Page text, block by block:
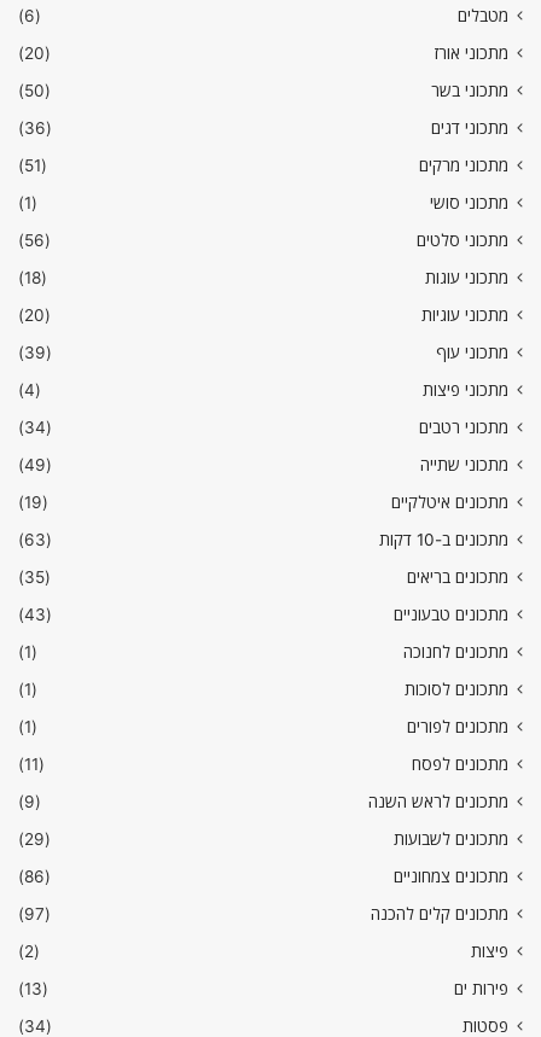
מטבלים
(6)
מתכוני אורז
(20)
מתכוני בשר
(50)
מתכוני דגים
(36)
מתכוני מרקים
(51)
מתכוני סושי
(1)
מתכוני סלטים
(56)
מתכוני עוגות
(18)
מתכוני עוגיות
(20)
מתכוני עוף
(39)
מתכוני פיצות
(4)
מתכוני רטבים
(34)
מתכוני שתייה
(49)
מתכונים איטלקיים
(19)
מתכונים ב-10 דקות
(63)
מתכונים בריאים
(35)
מתכונים טבעוניים
(43)
מתכונים לחנוכה
(1)
מתכונים לסוכות
(1)
מתכונים לפורים
(1)
מתכונים לפסח
(11)
מתכונים לראש השנה
(9)
מתכונים לשבועות
(29)
מתכונים צמחוניים
(86)
מתכונים קלים להכנה
(97)
פיצות
(2)
פירות ים
(13)
פסטות
(34)